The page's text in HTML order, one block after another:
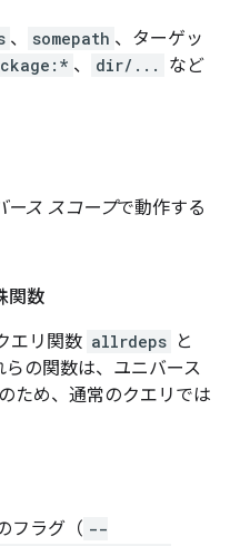
、 somepath 、ターゲッ
、 dir/...
など
ース スコープで動作する
関数
エリ関数 allrdeps と
らの関数は、ユニバース
ため、通常のクエリでは
フラグ（ --